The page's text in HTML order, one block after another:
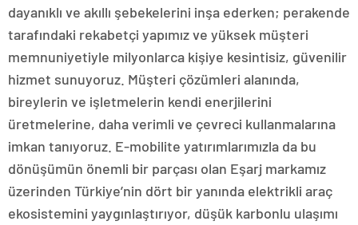
dayanıklı ve akıllı şebekelerini inşa ederken; perakende
tarafındaki rekabetçi yapımız ve yüksek müşteri
memnuniyetiyle milyonlarca kişiye kesintisiz, güvenilir
hizmet sunuyoruz. Müşteri çözümleri alanında,
bireylerin ve işletmelerin kendi enerjilerini
üretmelerine, daha verimli ve çevreci kullanmalarına
imkan tanıyoruz. E-mobilite yatırımlarımızla da bu
dönüşümün önemli bir parçası olan Eşarj markamız
üzerinden Türkiye’nin dört bir yanında elektrikli araç
ekosistemini yaygınlaştırıyor, düşük karbonlu ulaşımı